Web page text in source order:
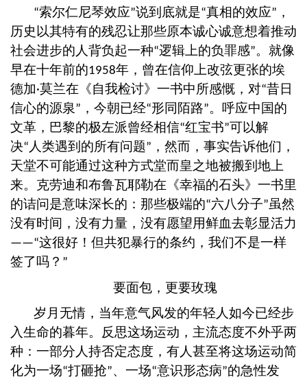
“索尔仁尼琴效应”说到底就是“真相的效应” ，
历史以其特有的残忍让那些原本诚心诚意想着推动
社会进步的人背负起一种“逻辑上的负罪感”。就像
早在十年前的1958年，曾在信仰上改弦更张的埃
德加·莫兰在《自我检讨》一书中所感慨，对“昔日
信心的源泉” ，今朝已经“形同陌路”。呼应中国的
文革，巴黎的极左派曾经相信“红宝书”可以解
决“ 人类遇到的所有问题” ，然而，事实告诉他们，
天堂不可能通过这种方式堂而皇之地被搬到地上
来。克劳迪和布鲁瓦耶勒在《幸福的石头》一书里
的诘问是意味深长的：那些极端的“六八分子”虽然
没有时间，没有力量，没有愿望用鲜血去彰显活力
——“这很好！但共犯暴行的条约，我们不是一样
签了吗？ ”
要面包，更要玫瑰
岁月无情，当年意气风发的年轻人如今已经步
入生命的暮年。反思这场运动，主流态度不外乎两
种：一部分人持否定态度，有人甚至将这场运动简
化为一场“打砸抢”、一场“意识形态病”的急性发